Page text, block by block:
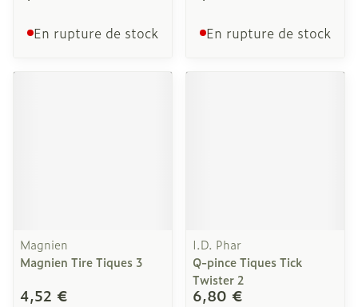
En rupture de stock En rupture de stock
Magnien
Magnien Tire Tiques 3
4,52 €
I.D. Phar
Q-pince Tiques Tick
Twister 2
6,80 €